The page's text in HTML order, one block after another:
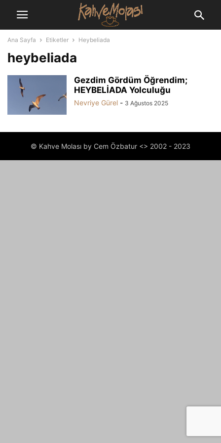
Ana Sayfa Etiketler Heybeliada
heybeliada
Gezdim Gördüm Öğrendim;
HEYBELİADA Yolculuğu
Nevriye Gürel - 3 Ağustos 2025
© Kahve Molası by Cem Özbatur <> 2002 - 2023